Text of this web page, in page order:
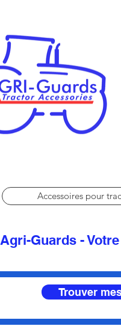
Accessoires pour
Agri-Guards -
Trouver